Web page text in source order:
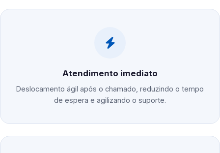
Atendimento imediato
Deslocamento ágil após o chamado, reduzindo o tempo
de espera e agilizando o suporte.